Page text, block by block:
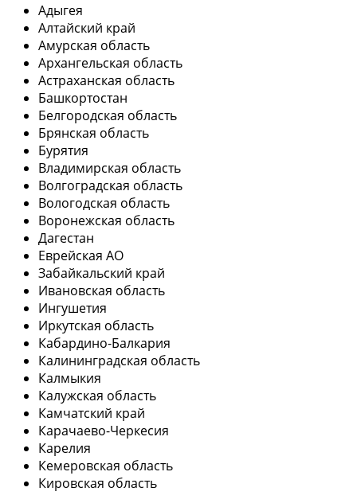
Адыгея
Алтайский край
Амурская область
Архангельская область
Астраханская область
Башкортостан
Белгородская область
Брянская область
Бурятия
Владимирская область
Волгоградская область
Вологодская область
Воронежская область
Дагестан
Еврейская АО
Забайкальский край
Ивановская область
Ингушетия
Иркутская область
Кабардино-Балкария
Калининградская область
Калмыкия
Калужская область
Камчатский край
Карачаево-Черкесия
Карелия
Кемеровская область
Кировская область